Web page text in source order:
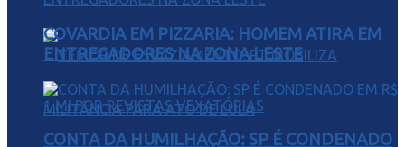
COVARDIA EM PIZZARIA: HOMEM ATIRA EM
ENTREGADORES NA ZONA LESTE
CONTA DA HUMILHAÇÃO: SP É CONDENADO